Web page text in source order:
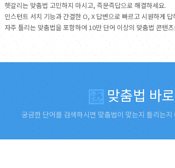
헷갈리는 맞춤법 고민하지 마시고, 즉문즉답으로 해결하세요.
인스턴트 서치 기능과 간결한 O, X 답변으로 빠르고 시원하게 답
자주 틀리는 맞춤법을 포함하여 10만 단어 이상의 맞춤법 콘텐
맞춤법 바
궁금한 단어를 검색하시면 맞춤법이 맞는지 틀리는